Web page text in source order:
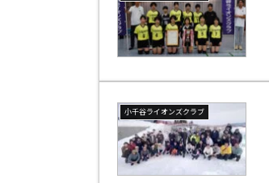
小千谷ライオンズクラブ